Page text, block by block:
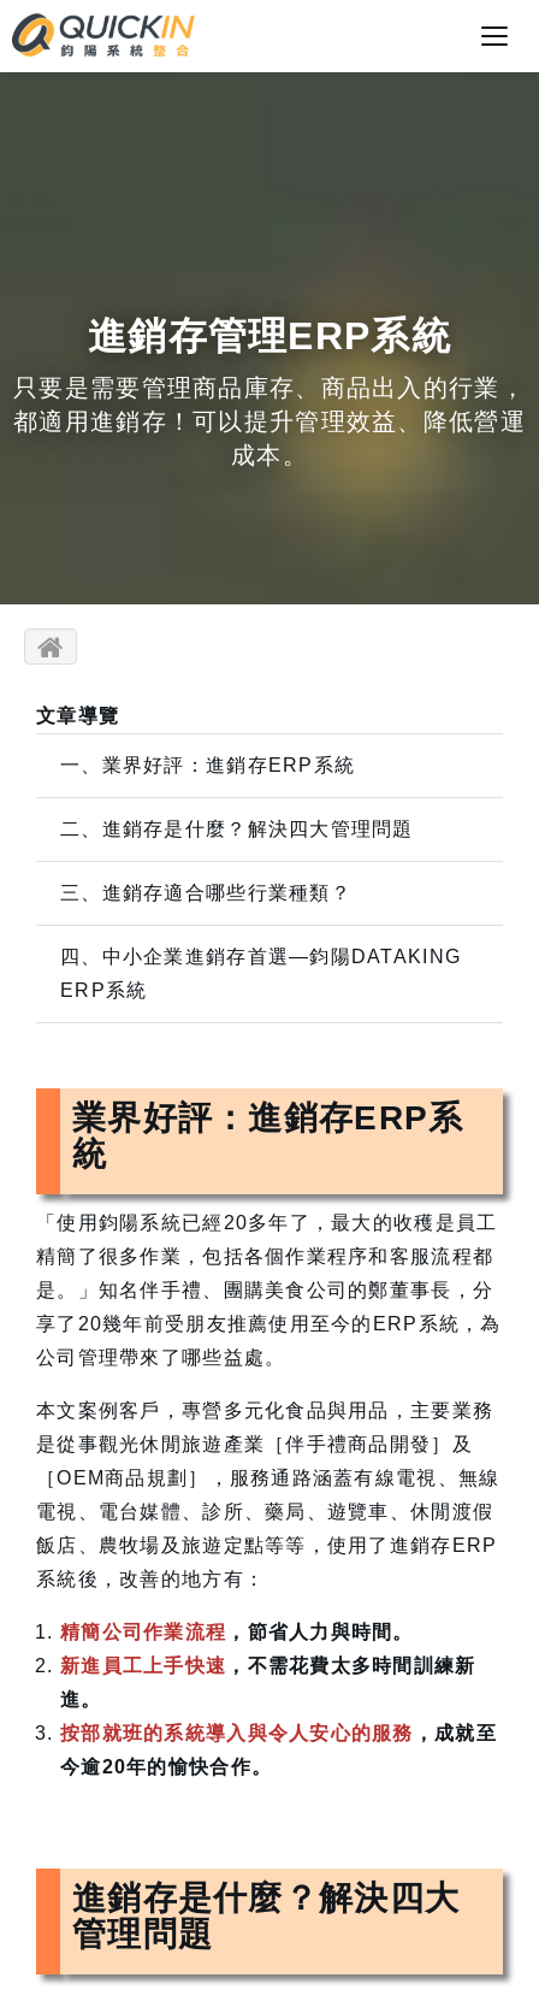
進銷存管理ERP系統
只要是需要管理商品庫存、商品出入的行業，
都適用進銷存！可以提升管理效益、降低營運
成本。
文章導覽
一、業界好評：進銷存ERP系統
二、進銷存是什麼？解決四大管理問題
三、進銷存適合哪些行業種類？
四、中小企業進銷存首選—鈞陽DATAKING
ERP系統
業界好評：進銷存ERP系
統
「使用鈞陽系統已經20多年了，最大的收穫是員工
精簡了很多作業，包括各個作業程序和客服流程都
是。」知名伴手禮、團購美食公司的鄭董事長，分
享了20幾年前受朋友推薦使用至今的ERP系統，為
公司管理帶來了哪些益處。
本文案例客戶，專營多元化食品與用品，主要業務
是從事觀光休閒旅遊產業［伴手禮商品開發］及
［OEM商品規劃］，服務通路涵蓋有線電視、無線
電視、電台媒體、診所、藥局、遊覽車、休閒渡假
飯店、農牧場及旅遊定點等等，使用了進銷存ERP
系統後，改善的地方有：
精簡公司作業流程 ，節省人力與時間。
新進員工上手快速 ，不需花費太多時間訓練新
進。
按部就班的系統導入與令人安心的服務 ，成就至
今逾20年的愉快合作。
進銷存是什麼？解決四大
管理問題